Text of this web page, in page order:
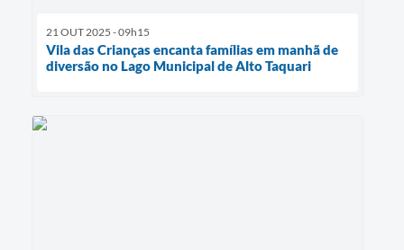
21 OUT 2025 - 09h15
Vila das Crianças encanta famílias em manhã de
diversão no Lago Municipal de Alto Taquari